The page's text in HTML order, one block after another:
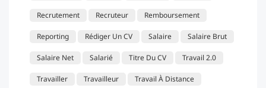
Recrutement Recruteur Remboursement
Reporting Rédiger Un CV Salaire Salaire Brut
Salaire Net Salarié Titre Du CV Travail 2.0
Travailler Travailleur Travail À Distance